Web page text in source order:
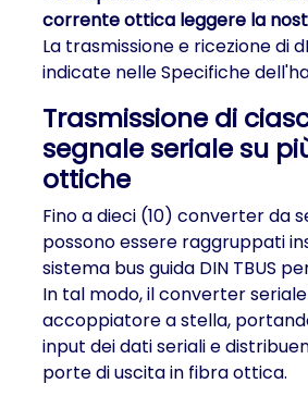
corrente ottica leggere la
La trasmissione e ricezione di
indicate nelle Specifiche
Trasmissione di
segnale seriale su
ottiche
Fino a dieci (10) converter da
possono essere raggruppati
sistema bus guida DIN TBUS
In tal modo, il converter
accoppiatore a stella,
input dei dati seriali e
porte di uscita in fibra ottica.